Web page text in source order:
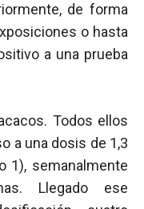
de forma
o hasta
a una prueba
Todos ellos
a una dosis de 1,3
1), semanalmente
Llegado ese